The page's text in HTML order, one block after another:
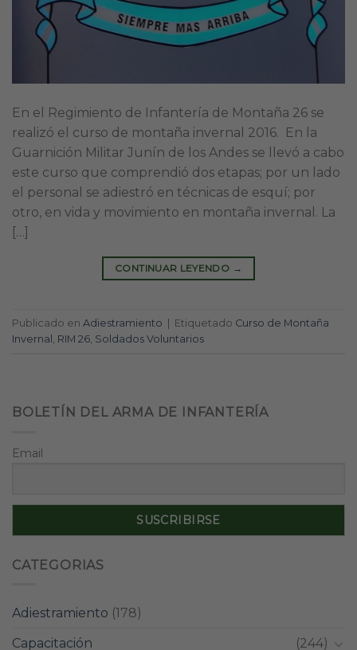
En el Regimiento de Infantería de Montaña 26 se
realizó el curso de montaña invernal 2016. En la
Guarnición Militar Junín de los Andes se llevó a cabo
este curso que comprendió dos etapas; por un lado
el personal se adiestró en técnicas de esquí; por
otro, en vida y movimiento en montaña invernal. La
[…]
CONTINUAR LEYENDO →
Publicado en Adiestramiento | Etiquetado Curso de Montaña
Invernal RIM 26 Soldados Voluntarios
BOLETÍN DEL ARMA DE INFANTERÍA
Email
CATEGORIAS
Adiestramiento (178)
Capacitación
(244)